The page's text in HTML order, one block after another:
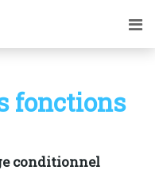
fonctions
conditionnel